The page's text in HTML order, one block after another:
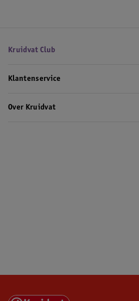
Kruidvat Club
Klantenservice
Over Kruidvat